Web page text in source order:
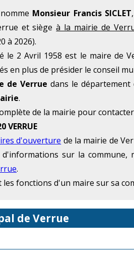
Monsieur Francis SICLET
et siègeà la mairie de
à 2026).
le 2 Avril 1958 est le maire de
en plus de présider le conseil
de Verrue dans le
.
de la mairie pour
VERRUE
d'ouverture de la mairie de
sur la commune,
.
fonctions d'un maire sur sa
de Verrue